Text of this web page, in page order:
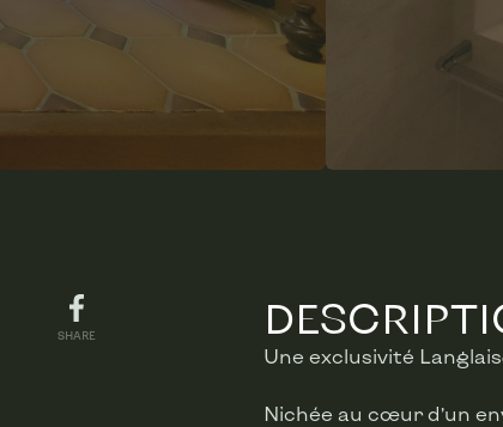
SHARE
Une exclusivité
Nichée au cœur d’un